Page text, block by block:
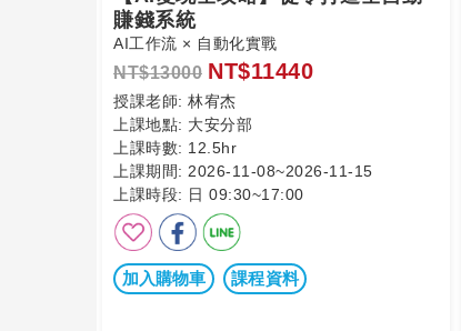
賺錢系統
AI工作流 × 自動化實戰
NT$13000 NT$11440
授課老師: 林宥杰
上課地點: 大安分部
上課時數: 12.5hr
上課期間: 2026-11-08~2026-11-15
上課時段: 日 09:30~17:00
加入購物車 課程資料